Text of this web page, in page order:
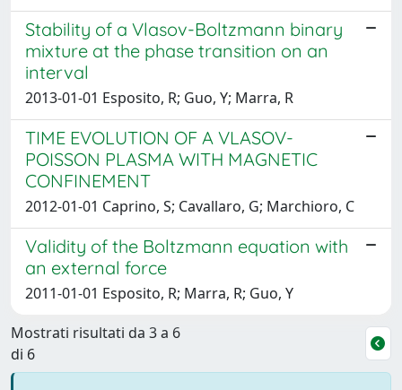
Stability of a Vlasov-Boltzmann binary
mixture at the phase transition on an
interval
2013-01-01 Esposito, R; Guo, Y; Marra, R
TIME EVOLUTION OF A VLASOV-
POISSON PLASMA WITH MAGNETIC
CONFINEMENT
2012-01-01 Caprino, S; Cavallaro, G; Marchioro, C
Validity of the Boltzmann equation with
an external force
2011-01-01 Esposito, R; Marra, R; Guo, Y
Mostrati risultati da 3 a 6
di 6